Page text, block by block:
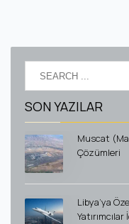
SON YAZILAR
Muscat
Çözümleri
Libya’ya